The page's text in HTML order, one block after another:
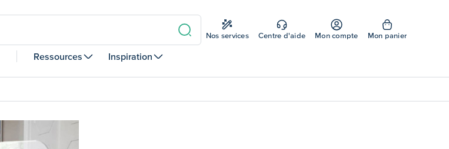
Nos services Centre d'aide Mon compte Mon panier
Ressources Inspiration